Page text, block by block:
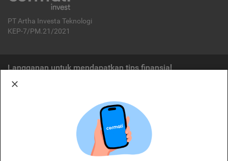
PT Artha Investa Teknologi
KEP-7/PM.21/2021
Langganan untuk mendapatkan tips finansial
Cermati merupakan penyelenggara agregasi jasa keuangan yang terdaftar di
OJK. Oleh karena itu, produk dan/atau layanan jasa keuangan yang
ditawarkan bukan merupakan produk dan/atau layanan jasa keuangan yang
diterbitkan oleh Cermati dan Cermati tidak bertanggung jawab atas tuntutan